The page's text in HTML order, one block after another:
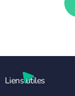
Liens utiles